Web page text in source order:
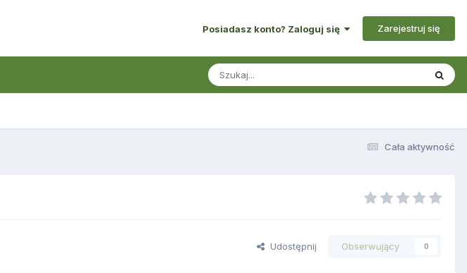
Posiadasz konto? Zaloguj się Zarejestruj się
Cała aktywność
Udostępnij Obserwujący 0